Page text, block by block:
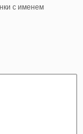
с именем